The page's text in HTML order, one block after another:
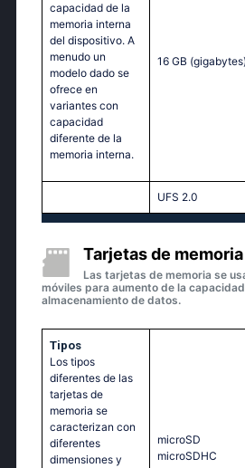
capacidad de la
memoria interna
del dispositivo. A
menudo un
modelo dado se
ofrece en
variantes con
capacidad
diferente de la
memoria interna.
16 GB (gigabytes)
UFS 2.0
Tarjetas de memoria
Las tarjetas de memoria se
móviles para aumento de la
almacenamiento de datos.
Tipos
Los tipos
diferentes de las
tarjetas de
memoria se
caracterizan con
diferentes
dimensiones y
microSD
microSDHC